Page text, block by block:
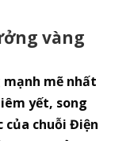
vàng
mẽ nhất
yết, song
chuỗi Điện